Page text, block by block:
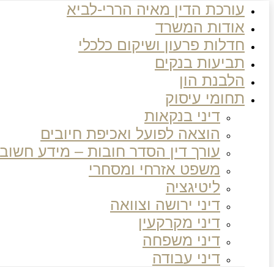
עורכת הדין מאיה הררי-לביא
אודות המשרד
חדלות פרעון ושיקום כלכלי
תביעות בנקים
הלבנת הון
תחומי עיסוק
דיני בנקאות
הוצאה לפועל ואכיפת חיובים
עורך דין הסדר חובות – מידע
משפט אזרחי ומסחרי
ליטיגציה
דיני ירושה וצוואה
דיני מקרקעין
דיני משפחה
דיני עבודה